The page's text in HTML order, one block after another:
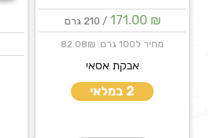
171.00 ₪ / 210 גרם
מחיר ל100 גרם: 82.08₪
אבקת אסאי
2 במלאי